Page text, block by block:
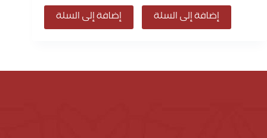
إضافة إلى السلة إضافة إلى السلة